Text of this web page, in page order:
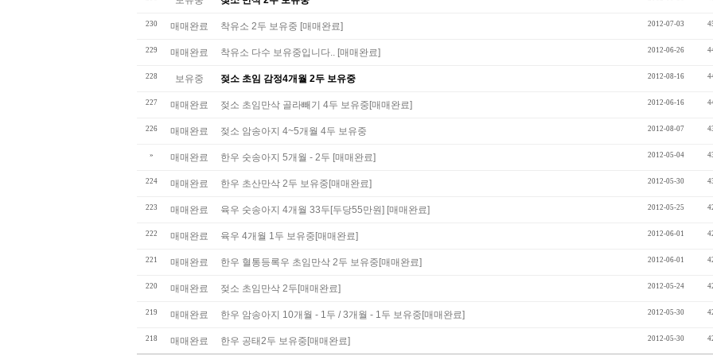
230 매매완료 착유소 2두 보유중 [매매완료] 2012-07-03
229 매매완료 착유소 다수 보유중입니다.. [매매완료] 2012-06-26
228 보유중 젖소 초임 감정4개월 2두 보유중 2012-08-16
227 매매완료 젖소 초임만삭 골라빼기 4두 보유중[매매완료] 2012-06-16
226 매매완료 젖소 암송아지 4~5개월 4두 보유중 2012-08-07
» 매매완료 한우 숫송아지 5개월 - 2두 [매매완료] 2012-05-04
224 매매완료 한우 초산만삭 2두 보유중[매매완료] 2012-05-30
223 매매완료 육우 숫송아지 4개월 33두[두당55만원] [매매완료] 2012-05-25
222 매매완료 육우 4개월 1두 보유중[매매완료] 2012-06-01
221 매매완료 한우 혈통등록우 초임만삭 2두 보유중[매매완료] 2012-06-01
220 매매완료 젖소 초임만삭 2두[매매완료] 2012-05-24
219 매매완료 한우 암송아지 10개월 - 1두 / 3개월 - 1두 보유중[매매완료] 2012-05-30
218 매매완료 한우 공태2두 보유중[매매완료] 2012-05-30